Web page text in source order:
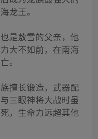
龙王。
是敖雪的父亲，他
大不如前，在南海
。
擅长锻造，武器配
三眼神将大战时虽
，生命力远超其他